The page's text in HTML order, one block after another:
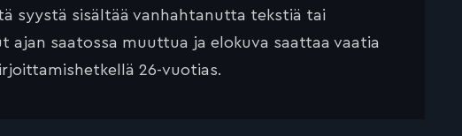
syystä sisältää vanhahtanutta tekstiä tai
ajan saatossa muuttua ja elokuva saattaa vaatia
26-vuotias.